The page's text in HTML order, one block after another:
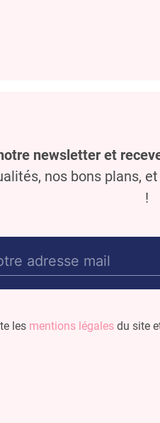
newsletter et
nos bons plans,
!
les mentions légales du site